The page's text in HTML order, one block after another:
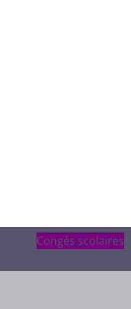
Congés scolaires